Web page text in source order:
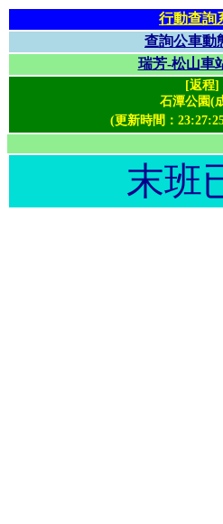
行動查詢
查詢公車動
瑞芳-松山車
[返程]
石潭公園(
(更新時間：
末班